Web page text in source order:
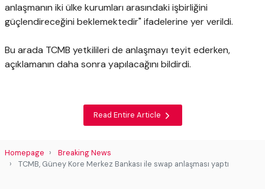
anlaşmanın iki ülke kurumları arasındaki işbirliğini
güçlendireceğini beklemektedir" ifadelerine yer verildi.
Bu arada TCMB yetkilileri de anlaşmayı teyit ederken,
açıklamanın daha sonra yapılacağını bildirdi.
Read Entire Article
Homepage
Breaking News
TCMB, Güney Kore Merkez Bankası ile swap anlaşması yaptı